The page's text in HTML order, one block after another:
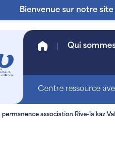
Bienvenue sur notre
Qui
Centre ressource
permanence association Rive-la kaz